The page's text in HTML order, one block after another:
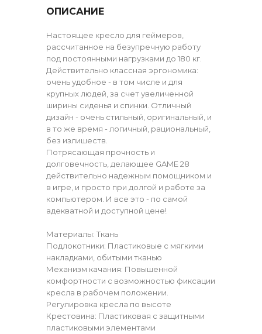
ОПИСАНИЕ
Настоящее кресло для геймеров,
рассчитанное на безупречную работу
под постоянными нагрузками до 180 кг.
Действительно классная эргономика:
очень удобное - в том числе и для
крупных людей, за счет увеличенной
ширины сиденья и спинки. Отличный
дизайн - очень стильный, оригинальный, и
в то же время - логичный, рациональный,
без излишеств.
Потрясающая прочность и
долговечность, делающее GAME 28
действительно надежным помощником и
в игре, и просто при долгой и работе за
компьютером. И все это - по самой
адекватной и доступной цене!
Материалы: Ткань
Подлокотники: Пластиковые с мягкими
накладками, обитыми тканью
Механизм качания: Повышенной
комфортности с возможностью фиксации
кресла в рабочем положении.
Регулировка кресла по высоте
Крестовина: Пластиковая с защитными
пластиковыми элементами